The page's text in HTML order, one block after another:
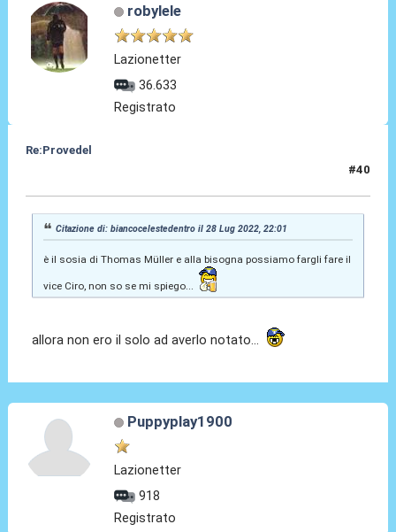
robylele
Lazionetter
36.633
Registrato
Re:Provedel
#40
Citazione di: biancocelestedentro il 28 Lug 2022, 22:01
è il sosia di Thomas Müller e alla bisogna possiamo fargli fare il
vice Ciro, non so se mi spiego...
allora non ero il solo ad averlo notato...
Puppyplay1900
Lazionetter
918
Registrato